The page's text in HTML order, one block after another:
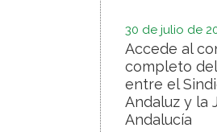
30 de julio de
Accede al
completo
entre el
Andaluz y la
Andalucía